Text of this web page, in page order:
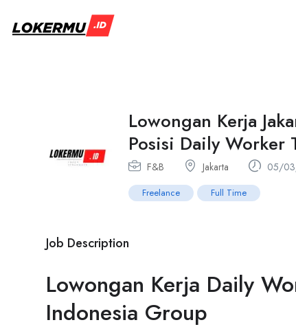
Lowongan Kerja
Posisi Daily Worker
F&B Jakarta 05/
Freelance Full Time
Job Description
Lowongan Kerja Daily
Indonesia Group